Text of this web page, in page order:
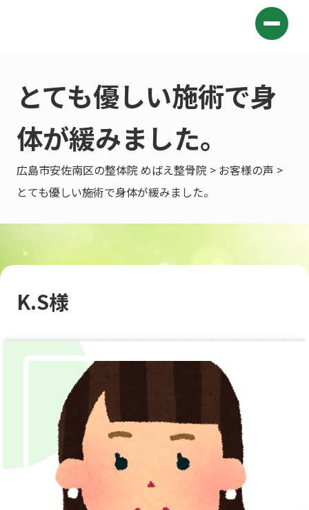
とても優しい施術で身
体が緩みました。
広島市安佐南区の整体院 めばえ整骨院 > お客様の声 >
とても優しい施術で身体が緩みました。
K.S様